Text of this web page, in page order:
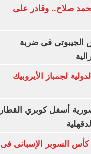
صلاح.. وقادر على
الجيبوتى فى ضربة
لجمباز الأيروبيك
أسفل كوبري القطار
كأس السوبر الإسبانى فى